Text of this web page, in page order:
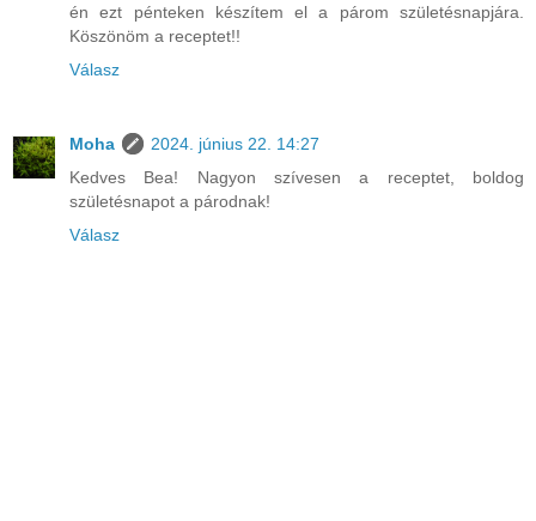
én ezt pénteken készítem el a párom születésnapjára.
Köszönöm a receptet!!
Válasz
Moha
2024. június 22. 14:27
Kedves Bea! Nagyon szívesen a receptet, boldog
születésnapot a párodnak!
Válasz